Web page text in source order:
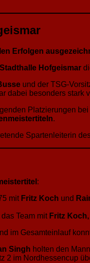
Erfolgen
Stadthalle Hofgeismar
und der TSG-
dabei besonders stark
Platzierungen bei
.
Spartenleiterin
:
mit Fritz Koch und
Team mit Fritz
im Gesamteinlauf
Singh holten den
2 im Nordhessencup